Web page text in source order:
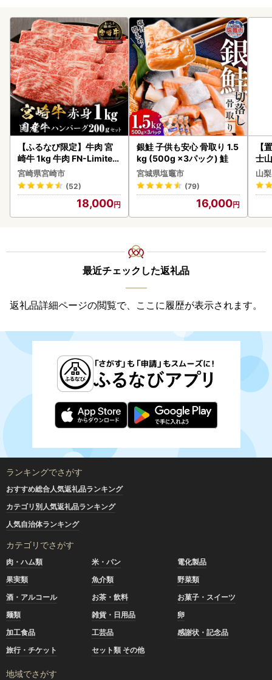
【ふるなび限定】牛肉 宮
崎牛 1kg 牛肉 FN-Limited
-VO
宮崎県宮崎市
(52)
18,000
銀鮭 子供も安心 骨取り 1.5
kg (500g ×3パック) 鮭
宮城県塩竈市
(79)
16,000
【
士
180
山
最近チェックした返礼品
返礼品詳細ページの閲覧で、ここに履歴が表示されます。
ランキングでさがす
おすすめ総合人気返礼品ランキング
カテゴリ別人気返礼品ランキング
人気自治体ランキング
カテゴリでさがす
肉・ハム類 米・パン
電化製品
果実類
魚介類
野菜類
酒・アルコール
お茶・飲料
お菓子・スイーツ
麺類
雑貨・日用品
卵
加工食品
工芸品
感謝状・記念品
旅行・チケット
セット類 その他
地域でさがす